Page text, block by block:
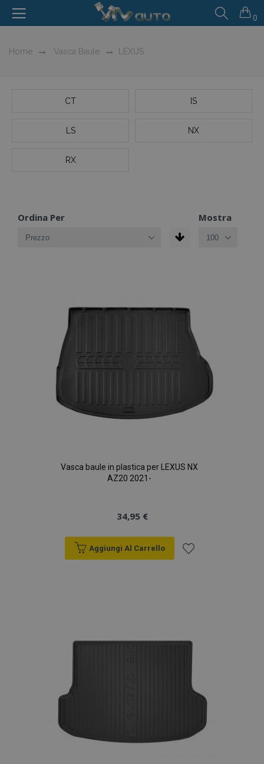
0
Home Vasca Baule LEXUS
CT IS
LS NX
RX
Ordina Per Mostra
Vasca baule in plastica per LEXUS NX
AZ20 2021-
34,95 €
Aggiungi Al Carrello
desideri